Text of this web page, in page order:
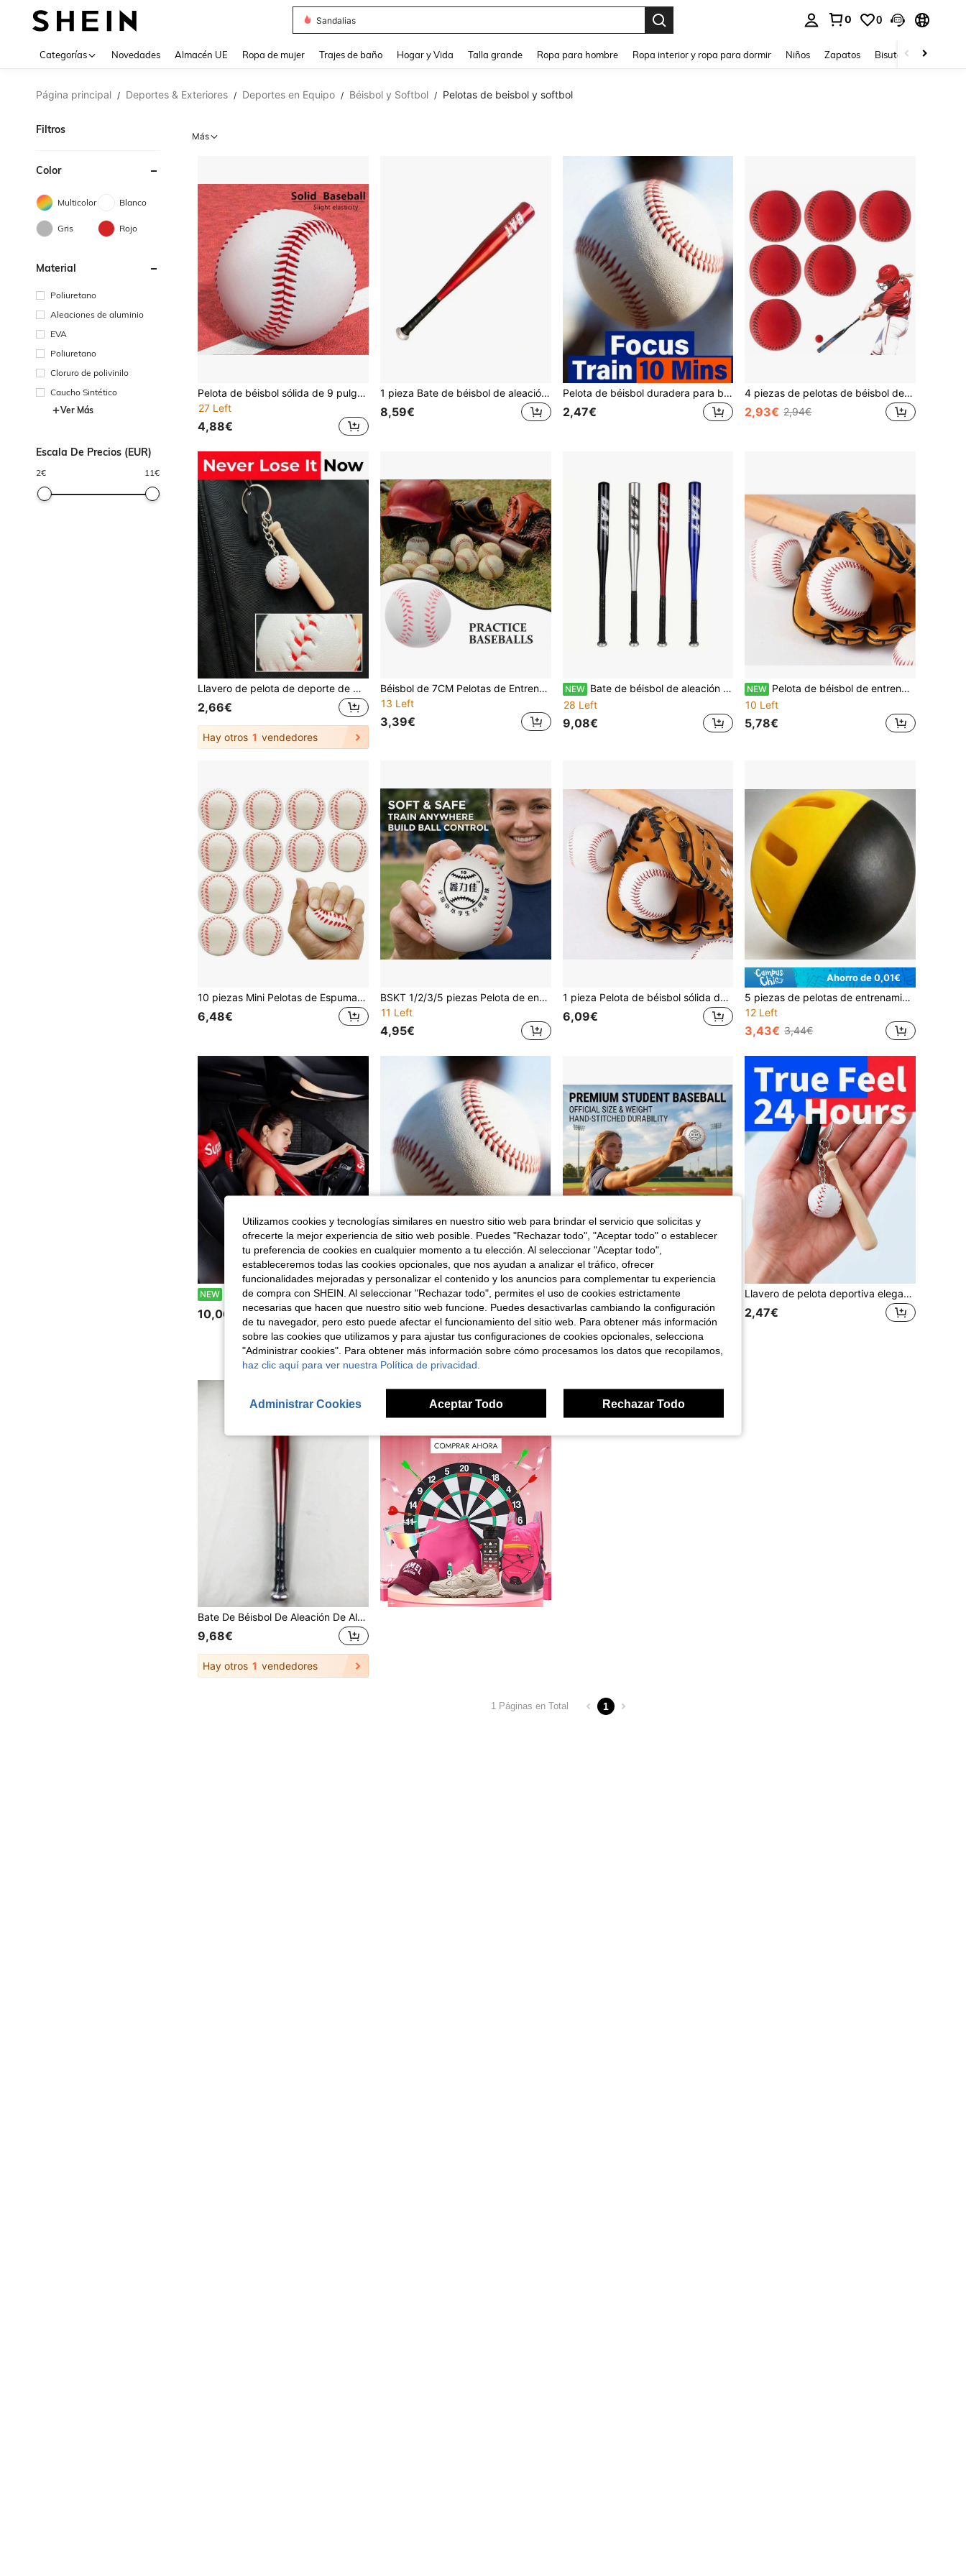
Tops
0 0
Categorías Novedades Almacén UE Ropa de mujer Trajes de baño Hogar y Vida Talla grande Ropa para hombre Ropa interior y ropa para dormir Niños Zapatos Bisutería Y
Página principal / Deportes & Exteriores / Deportes en Equipo / Béisbol y Softbol / Pelotas de beisbol y softbol
Filtros
Color
Multicolor Blanco
Gris Rojo
Material
Poliuretano
Aleaciones de aluminio
EVA
Poliuretano
Cloruro de polivinilo
Caucho Sintético
Ver Más
Escala De Precios (EUR)
2€ 11€
Más
Pelota de béisbol sólida de 9 pulgadas para entrenamiento de lanzamiento de béisbol. La capa exterior está hecha de material de PU y la capa interior está hecha de material de goma espuma
27 Left
4,88€
1 pieza Bate de béisbol de aleación de aluminio de 20 pulgadas, Bate de béisbol duradero, Bate de béisbol de entrenamiento para todos los niveles de habilidad, Accesorio de entrenamiento de sóftbol, Bate de béisbol de alta dureza para entrenamiento al aire libre, eventos deportivos, entretenimiento en el hogar, juegos de pelota
8,59€
Pelota de béisbol duradera para bateo de impacto reducido, bolas de espuma esponjosa gruesa para entrenamiento juvenil, pelota de béisbol blanca sólida en blanco, perfecta para máquina de bateo interior y decoración de autógrafos, linda pelota de béisbol para entrenamiento de verano, equipo deportivo, pelota de ejercicio
2,47€
4 piezas de pelotas de béisbol de espuma, pelotas de béisbol suaves, pelotas de entrenamiento de espuma para principiantes, pelotas de práctica de béisbol de 9 pulgadas, adecuadas para entrenamiento de lanzamiento, recepción y bateo
2,93€ 2,94€
Llavero de pelota de deporte de moda con gancho de bate de béisbol de madera clásico mini, adecuado para atletas, acabado resistente a la decoloración, regalo para fiesta de deportes, puede decorar la bolsa de equipaje, colgante de pelota de práctica de béisbol lindo para fitness de verano y equipo deportivo
2,66€
Hay otros 1 vendedores
Béisbol de 7CM Pelotas de Entrenamiento de Béisbol y Softbol Hechas a Mano Pelotas de Béisbol Duras&Blandas Práctica al Aire Libre Juego de Equipo
13 Left
3,39€
NEW Bate de béisbol de aleación de aluminio de 20 pulgadas, duradero, opción perfecta para entrenamiento al aire libre y sóftbol, bate de béisbol de alta dureza para deportes al aire libre, juegos y entrenamiento, adecuado para jóvenes y adultos, accesorios de béisbol, accesorios deportivos
28 Left
9,08€
NEW Pelota de béisbol de entrenamiento de tamaño oficial, pelota de béisbol suave/dura sin marcas, adecuada para práctica de bateo y principiantes
10 Left
5,78€
10 piezas Mini Pelotas de Espuma Deportivas - Béisbol Blanco de 6cm, Adecuadas para Juegos de Fiesta, Relajación, Decoración con Tema Deportivo
6,48€
BSKT 1/2/3/5 piezas Pelota de entrenamiento suave de 10 pulgadas, práctica básica de atrapar y lanzar para una persona en el aula y el patio de recreo, para entusiastas de deportes amateur del campus, piel exterior suave y resistente al desgaste, relleno ligero y equilibrado, artesanía esférica sin costuras de una sola pieza, agarre cómodo con peso moderado, aterrizaje silencioso sin dañar el campo, portátil y práctico para entrenamiento de sentido de la pelota individual en fragmentos de tiempo después de clase
11 Left
4,95€
1 pieza Pelota de béisbol sólida de 9 pulgadas, para entrenamiento de lanzamiento de béisbol. Capa exterior hecha de material PU, capa interior hecha de material de goma de espuma
6,09€
Ahorro de 0,01€
5 piezas de pelotas de entrenamiento de béisbol huecas, equipo de práctica deportiva para interiores/exteriores. Estas son pelotas Wiffle de dos colores (también conocidas como pelotas de práctica perforadas), un juego de 5 piezas, comúnmente utilizadas como pelotas de entrenamiento ligeras para la práctica de béisbol, sóftbol y golf.
12 Left
3,43€ 3,44€
NEW Bate de béisbol de aleación de aluminio de 21 pulgadas
10,06€
Pelota de béisbol de espuma gruesa resistente y absorbente de impactos, pelota de béisbol blanca pura en blanco para entrenamiento juvenil, adecuada para máquinas de bateo interiores y decoración de firmas, pelota de béisbol linda, equipo deportivo de fitness de verano, pelota de práctica
2,66€
Hay otros1vendedores
12 Left
5,28€
Hay otros 1vendedores
Llavero de pelota deportiva elegante con gancho fácil de colocar en llavero clásico de mini bate de béisbol de madera, ideal para atletas, acabado resistente a la decoloración, recuerdos de fiesta deportiva para decorar bolsas de deporte, lindo accesorio de béisbol para entrenamiento de verano, equipo deportivo, pelota de ejercicio
2,47€
Bate De Béisbol De Aleación De Aluminio De 20 Pulgadas
9,68€
Hay otros 1 vendedores
1 Páginas en Total 1
Utilizamos cookies y tecnologías similares en nuestro sitio web para brindar el servicio que solicitas y
ofrecerte la mejor experiencia de sitio web posible. Puedes "Rechazar todo", "Aceptar todo" o establecer
tu preferencia de cookies en cualquier momento a tu elección. Al seleccionar "Aceptar todo",
estableceremos todas las cookies opcionales, que nos ayudan a analizar el tráfico, ofrecer
funcionalidades mejoradas y personalizar el contenido y los anuncios para complementar tu experiencia
de compra con SHEIN. Al seleccionar "Rechazar todo", permites el uso de cookies estrictamente
necesarias que hacen que nuestro sitio web funcione. Puedes desactivarlas cambiando la configuración
de tu navegador, pero esto puede afectar el funcionamiento del sitio web. Para obtener más información
sobre las cookies que utilizamos y para ajustar tus configuraciones de cookies opcionales, selecciona
"Administrar cookies". Para obtener más información sobre cómo procesamos los datos que recopilamos,
haz clic aquí para ver nuestra Política de privacidad.
Administrar Cookies Aceptar Todo Rechazar Todo